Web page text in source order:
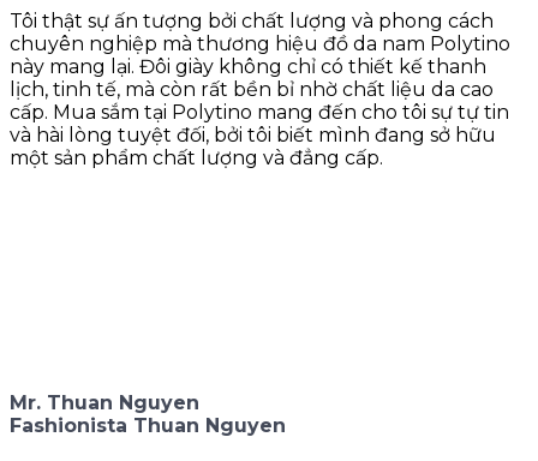
Tôi thật sự ấn tượng bởi chất lượng và phong cách
chuyên nghiệp mà thương hiệu đồ da nam Polytino
này mang lại. Đôi giày không chỉ có thiết kế thanh
lịch, tinh tế, mà còn rất bền bỉ nhờ chất liệu da cao
cấp. Mua sắm tại Polytino mang đến cho tôi sự tự tin
và hài lòng tuyệt đối, bởi tôi biết mình đang sở hữu
một sản phẩm chất lượng và đẳng cấp.
Mr. Thuan Nguyen
Fashionista Thuan Nguyen